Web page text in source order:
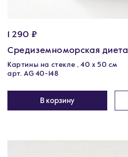
1 290 ₽
Средиземноморская диета
Картины на стекле , 40 х 50 см
арт. AG 40-148
В корзину